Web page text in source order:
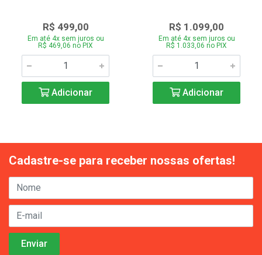
R$ 499,00
Em até 4x sem juros ou
R$ 469,06 no PIX
Adicionar
R$ 1.099,00
Em até 4x sem juros ou
R$ 1.033,06 no PIX
Adicionar
Cadastre-se para receber nossas ofertas!